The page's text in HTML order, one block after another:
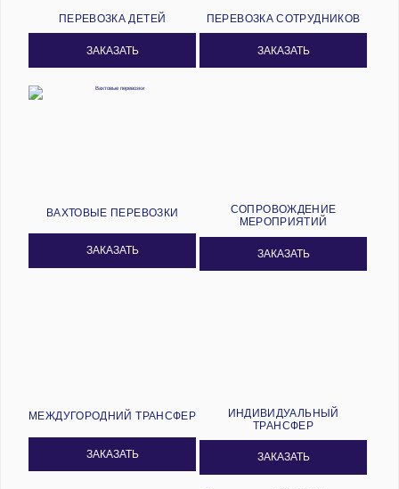
ПЕРЕВОЗКА ДЕТЕЙ
ЗАКАЗАТЬ
ПЕРЕВОЗКА СОТРУДНИКОВ
ЗАКАЗАТЬ
ВАХТОВЫЕ ПЕРЕВОЗКИ
ЗАКАЗАТЬ
СОПРОВОЖДЕНИЕ
МЕРОПРИЯТИЙ
ЗАКАЗАТЬ
МЕЖДУГОРОДНИЙ ТРАНСФЕР
ЗАКАЗАТЬ
ИНДИВИДУАЛЬНЫЙ
ТРАНСФЕР
ЗАКАЗАТЬ